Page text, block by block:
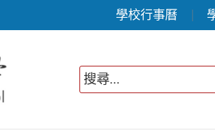
學校行事曆